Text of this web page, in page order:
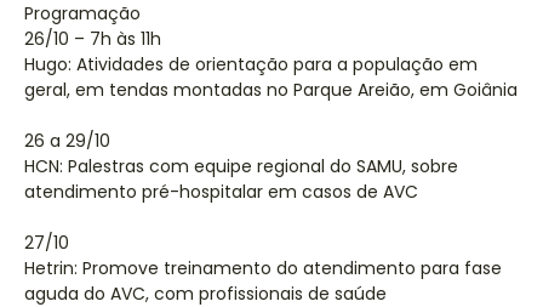
Programação
26/10 – 7h às 11h
Hugo: Atividades de orientação para a população em
geral, em tendas montadas no Parque Areião, em Goiânia
26 a 29/10
HCN: Palestras com equipe regional do SAMU, sobre
atendimento pré-hospitalar em casos de AVC
27/10
Hetrin: Promove treinamento do atendimento para fase
aguda do AVC, com profissionais de saúde